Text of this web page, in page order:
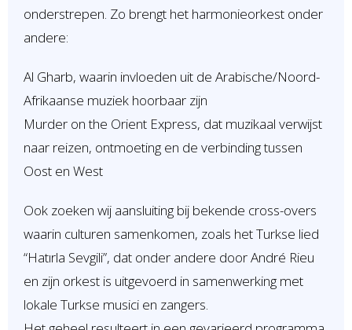
onderstrepen. Zo brengt het harmonieorkest onder
andere:
Al Gharb, waarin invloeden uit de Arabische/Noord-
Afrikaanse muziek hoorbaar zijn
Murder on the Orient Express, dat muzikaal verwijst
naar reizen, ontmoeting en de verbinding tussen
Oost en West
Ook zoeken wij aansluiting bij bekende cross-overs
waarin culturen samenkomen, zoals het Turkse lied
“Hatırla Sevgili”, dat onder andere door André Rieu
en zijn orkest is uitgevoerd in samenwerking met
lokale Turkse musici en zangers.